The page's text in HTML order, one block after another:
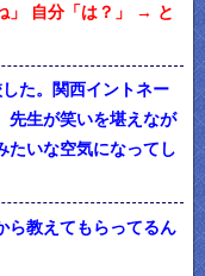
」 自分「は？」 → と
た。関西イントネー
先生が笑いを堪えなが
たいな空気になってし
ら教えてもらってるん